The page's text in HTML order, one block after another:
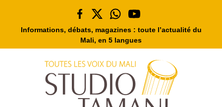
Informations, débats, magazines : toute l’actualité du
Mali, en 5 langues